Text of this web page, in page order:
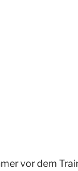
vor dem